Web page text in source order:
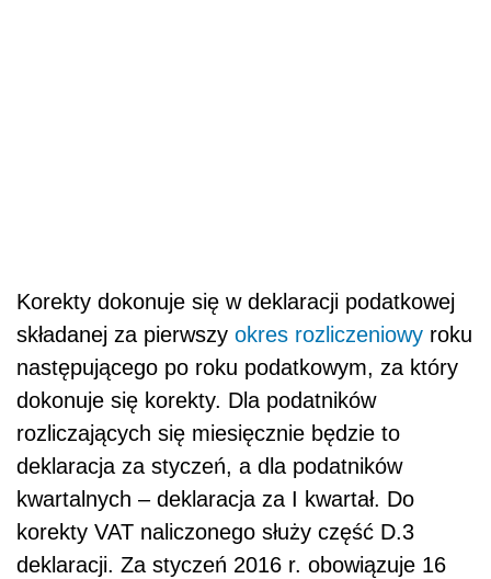
Korekty dokonuje się w deklaracji podatkowej
składanej za pierwszy okres rozliczeniowy roku
następującego po roku podatkowym, za który
dokonuje się korekty. Dla podatników
rozliczających się miesięcznie będzie to
deklaracja za styczeń, a dla podatników
kwartalnych – deklaracja za I kwartał. Do
korekty VAT naliczonego służy część D.3
deklaracji. Za styczeń 2016 r. obowiązuje 16